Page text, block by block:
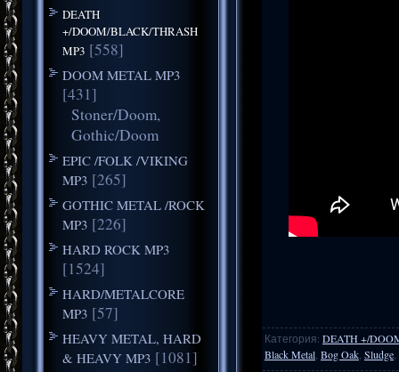
DEATH
+/DOOM/BLACK/THRASH
MP3 [558]
DOOM METAL MP3
[431]
Stoner/Doom,
Gothic/Doom
EPIC /FOLK /VIKING
MP3 [265]
GOTHIC METAL /ROCK
MP3 [226]
HARD ROCK MP3
[1524]
HARD/METALCORE
MP3 [57]
HEAVY METAL, HARD
& HEAVY MP3 [1081]
Категория: DEATH +/
Black Metal Bog Oak Sludge